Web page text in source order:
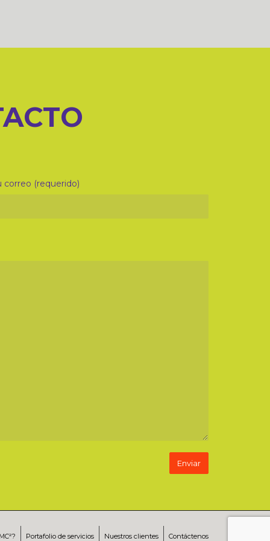
correo (requerido)
Portafolio de servicios Nuestros clientes Contáctenos